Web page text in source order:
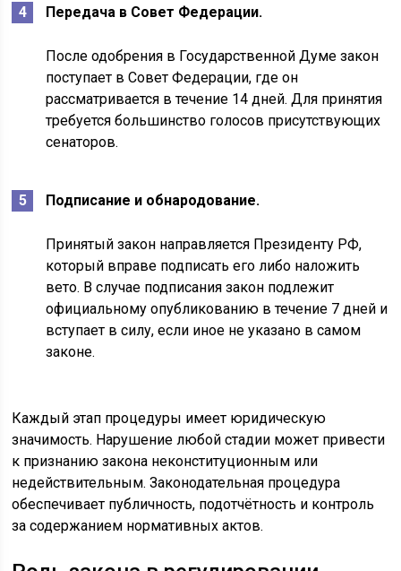
Передача в Совет Федерации.
После одобрения в Государственной Думе закон
поступает в Совет Федерации, где он
рассматривается в течение 14 дней. Для принятия
требуется большинство голосов присутствующих
сенаторов.
Подписание и обнародование.
Принятый закон направляется Президенту РФ,
который вправе подписать его либо наложить
вето. В случае подписания закон подлежит
официальному опубликованию в течение 7 дней и
вступает в силу, если иное не указано в самом
законе.
Каждый этап процедуры имеет юридическую
значимость. Нарушение любой стадии может привести
к признанию закона неконституционным или
недействительным. Законодательная процедура
обеспечивает публичность, подотчётность и контроль
за содержанием нормативных актов.